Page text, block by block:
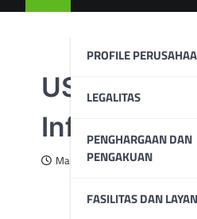
PROFILE
LEGALITAS
PENGHARGAAN DAN
PENGAKUAN
FASILITAS DAN
USD/JPY
Inflasi PCE
March 29, 2025